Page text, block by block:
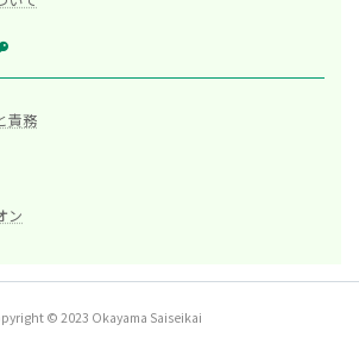
責務
ン
© 2023 Okayama Saiseikai